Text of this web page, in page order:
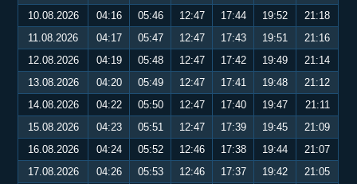
10.08.2026
04:16 05:46 12:47 17:44 19:52
21:18
11.08.2026
04:17 05:47 12:47 17:43 19:51
21:16
12.08.2026
04:19 05:48 12:47 17:42 19:49
21:14
13.08.2026
04:20 05:49 12:47 17:41 19:48
21:12
14.08.2026
04:22 05:50 12:47 17:40 19:47
21:11
15.08.2026
04:23 05:51 12:47 17:39 19:45
21:09
16.08.2026
04:24 05:52 12:46 17:38 19:44
21:07
17.08.2026
04:26 05:53 12:46 17:37 19:42
21:05